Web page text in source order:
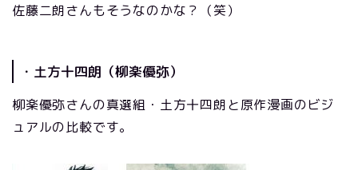
佐藤二朗さんもそうなのかな？（笑）
・土方十四朗（柳楽優弥）
柳楽優弥さんの真選組・土方十四朗と原作漫画のビジ
ュアルの比較です。